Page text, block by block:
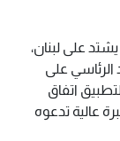
على لبنان،
الرئاسي على
اتفاق
عالية تدعوه